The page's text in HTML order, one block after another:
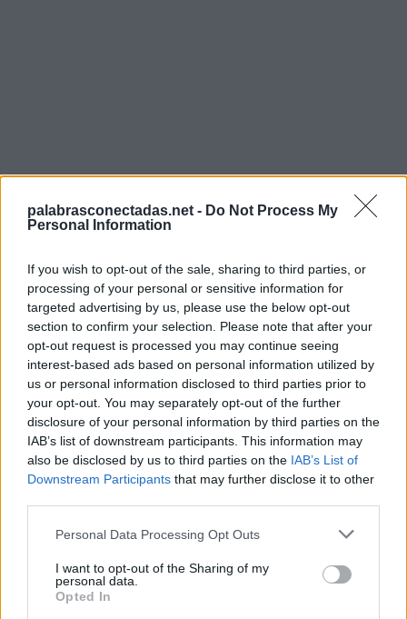
palabrasconectadas.net - Do Not Process My
Personal Information
If you wish to opt-out of the sale, sharing to third parties, or
processing of your personal or sensitive information for
targeted advertising by us, please use the below opt-out
section to confirm your selection. Please note that after your
opt-out request is processed you may continue seeing
interest-based ads based on personal information utilized by
us or personal information disclosed to third parties prior to
your opt-out. You may separately opt-out of the further
disclosure of your personal information by third parties on the
IAB’s list of downstream participants. This information may
also be disclosed by us to third parties on the IAB’s List of
Downstream Participants that may further disclose it to other
Personal Data Processing Opt Outs
I want to opt-out of the Sharing of my
personal data.
Opted In
Búsqueda por letras. Introduce
Búsqueda
por
letras.
Introduce
todas
letras
del
rompecabezas:
Buscar
Lo sentimos, no encontramos su rompecabezas, por lo
que generó una lista de palabras que podrían ser útiles
para usted.
1.
L E
S
2.
S E
T
S
E
S
É